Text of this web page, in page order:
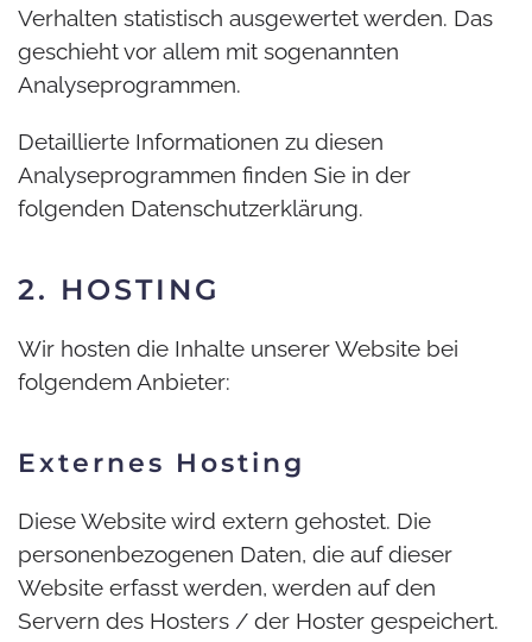
Verhalten statistisch ausgewertet werden. Das
geschieht vor allem mit sogenannten
Analyseprogrammen.
Detaillierte Informationen zu diesen
Analyseprogrammen finden Sie in der
folgenden Datenschutzerklärung.
2. HOSTING
Wir hosten die Inhalte unserer Website bei
folgendem Anbieter:
Externes Hosting
Diese Website wird extern gehostet. Die
personenbezogenen Daten, die auf dieser
Website erfasst werden, werden auf den
Servern des Hosters / der Hoster gespeichert.